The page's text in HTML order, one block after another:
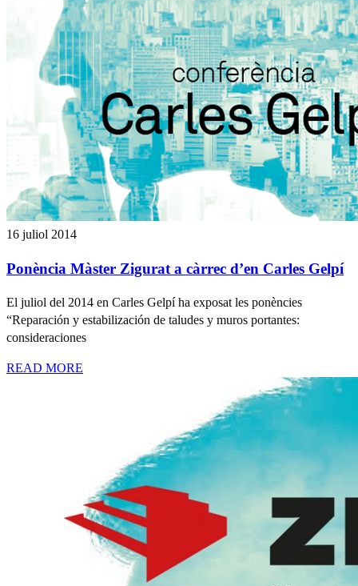
16 juliol 2014
Ponència Màster Zigurat a càrrec d’en Carles Gelpí
El juliol del 2014 en Carles Gelpí ha exposat les ponències
“Reparación y estabilización de taludes y muros portantes:
consideraciones
READ MORE